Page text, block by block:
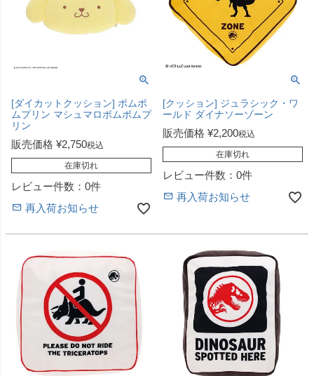
[ダイカットクッション] ポムポ
ムプリン マシュマロポムポムプ
リン
販売価格 ¥2,750税込
在庫切れ
レビュー件数：0件
再入荷お知らせ
[クッション] ジュラシック・ワ
ールド ダイナソーゾーン
販売価格 ¥2,200税込
在庫切れ
レビュー件数：0件
再入荷お知らせ